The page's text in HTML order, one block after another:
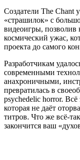
Создатели The Chant
«страшилок» с
видеоигры, позволив
космический ужас,
проекта до самого
Разработчикам
современными
анахроничными,
превратилась в
psychedelic horror. Всё
которая не даёт
титров. Что же всё-
закончится ваш